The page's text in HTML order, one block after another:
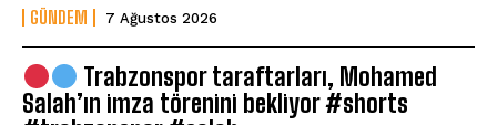
GÜNDEM 7 Ağustos 2026
Trabzonspor taraftarları, Mohamed
Salah’ın imza törenini bekliyor #shorts